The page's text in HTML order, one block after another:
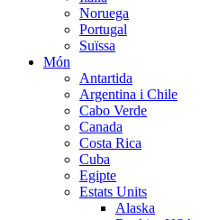
Noruega
Portugal
Suïssa
Món
Antartida
Argentina i Chile
Cabo Verde
Canada
Costa Rica
Cuba
Egipte
Estats Units
Alaska